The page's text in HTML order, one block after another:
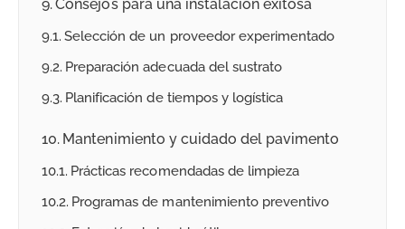
Consejos para una instalación exitosa
Selección de un proveedor experimentado
Preparación adecuada del sustrato
Planificación de tiempos y logística
Mantenimiento y cuidado del pavimento
Prácticas recomendadas de limpieza
Programas de mantenimiento preventivo